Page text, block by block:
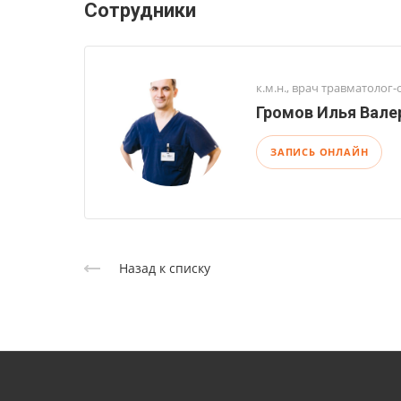
Сотрудники
к.м.н., врач травматолог-
Громов Илья
ЗАПИСЬ ОНЛАЙН
Назад к списку